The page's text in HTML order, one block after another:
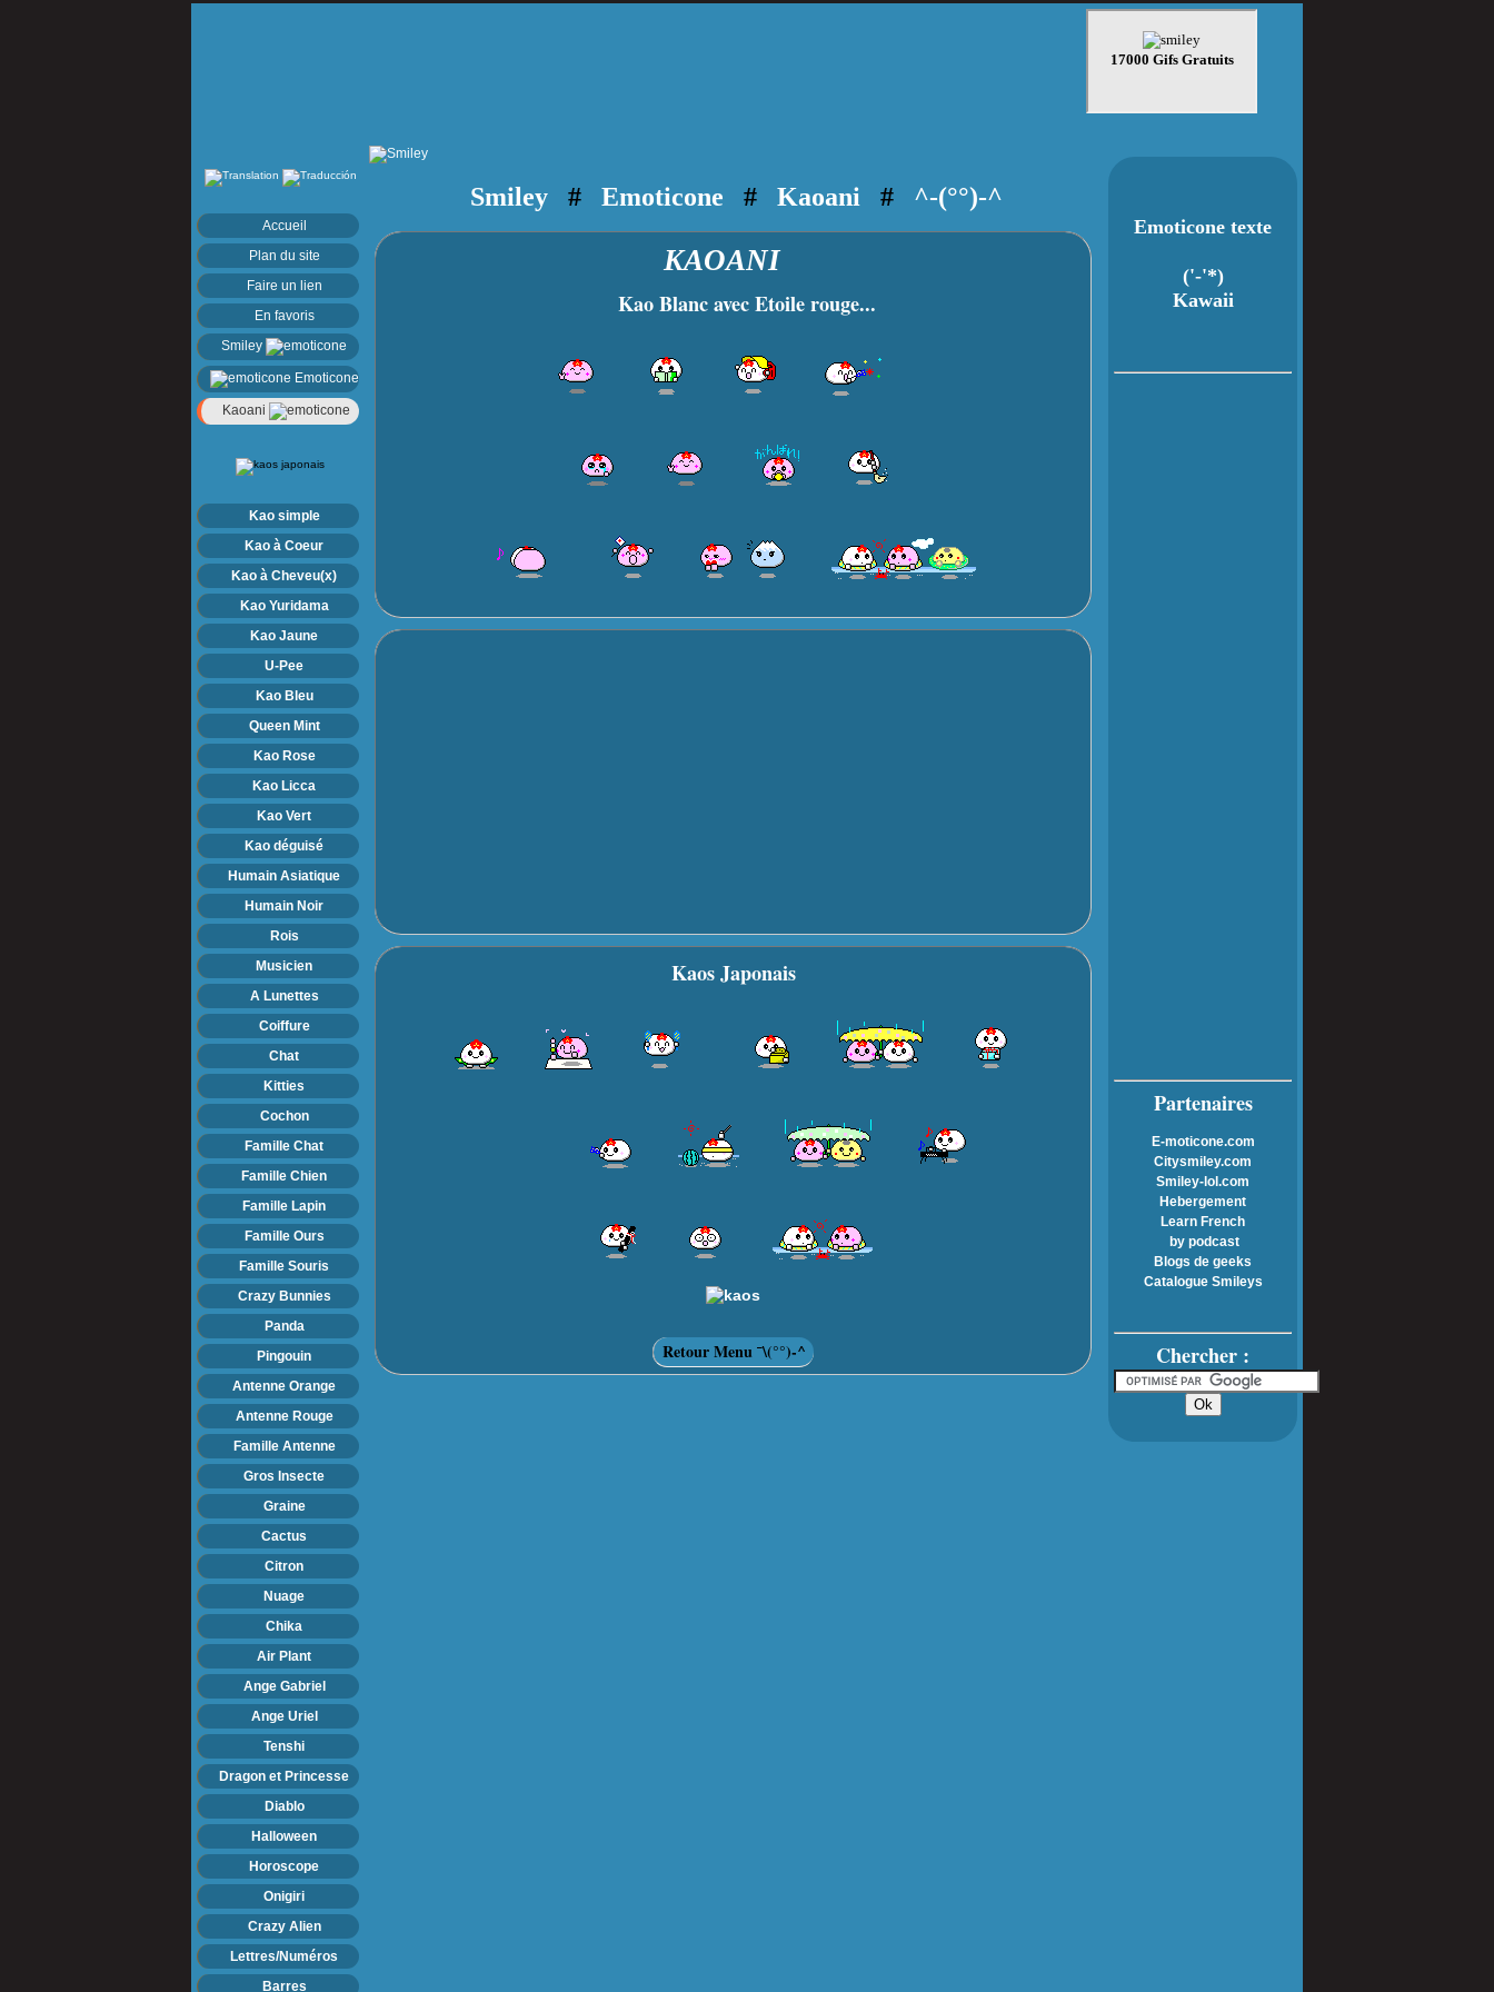
Accueil
Plan du site
Faire un lien
En favoris
Smiley
Emoticone
Kaoani
Kao simple
Kao à Coeur
Kao à Cheveu(x)
Kao Yuridama
Kao Jaune
U-Pee
Kao Bleu
Queen Mint
Kao Rose
Kao Licca
Kao Vert
Kao déguisé
Humain Asiatique
Humain Noir
Rois
Musicien
A Lunettes
Coiffure
Chat
Kitties
Cochon
Famille Chat
Famille Chien
Famille Lapin
Famille Ours
Famille Souris
Crazy Bunnies
Panda
Pingouin
Antenne Orange
Antenne Rouge
Famille Antenne
Gros Insecte
Graine
Cactus
Citron
Nuage
Chika
Air Plant
Ange Gabriel
Ange Uriel
Tenshi
Dragon et Princesse
Diablo
Halloween
Horoscope
Onigiri
Crazy Alien
Lettres/Numéros
Barres
Emoticone texte
('-'*)
Kawaii
Partenaires
E-moticone.com
Citysmiley.com
Smiley-lol.com
Hebergement
Learn French
by podcast
Blogs de geeks
Catalogue Smileys
Chercher :
Smiley# Emoticone # Kaoani # ^-(°°)-^
KAOANI
Kao Blanc avec Etoile rouge...
Kaos Japonais
Retour Menu ¯\(°°)-^